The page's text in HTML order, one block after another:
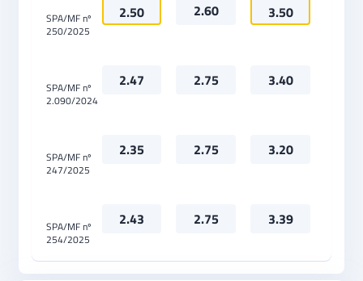
SPA/MF nº
250/2025
2.50 2.60 3.50
SPA/MF nº
2.090/2024
2.47 2.75 3.40
SPA/MF nº
247/2025
2.35 2.75 3.20
SPA/MF nº
254/2025
2.43 2.75 3.39